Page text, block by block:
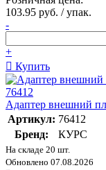
103.95 руб. / упак.
-
+
Купить
Адаптер внешний
Артикул: 76412
Бренд:
КУРС
На складе 20 шт.
Обновлено 07.08.2026